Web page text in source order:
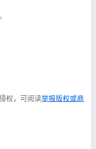
权，可阅读举报版权或商